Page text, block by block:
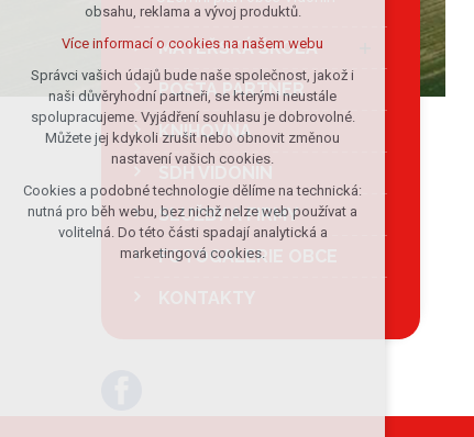
MATEŘSKÁ ŠKOLA
POŠTA PARTNER
KNIHOVNA
SLUŽBY A FIRMY
FOTOGALERIE OBCE
Volitelná cookies
analytická pro anonymizované
vyhodnocení návštěvnosti
marketingová cookies (Google)
Více informací o cookies na našem webu
Přijmout všechny cookies
Odmítnout vše
obsahu, reklama a vývoj produktů.
Více informací o cookies na našem webu
Správci vašich údajů bude naše společnost, jakož i
naši důvěryhodní partneři, se kterými neustále
spolupracujeme. Vyjádření souhlasu je dobrovolné.
Můžete jej kdykoli zrušit nebo obnovit změnou
nastavení vašich cookies.
Cookies a podobné technologie dělíme na technická:
nutná pro běh webu, bez nichž nelze web používat a
volitelná. Do této části spadají analytická a
marketingová cookies.